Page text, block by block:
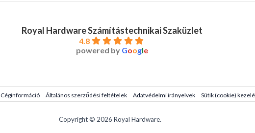
Royal Hardware Számítástechnikai Szaküzlet
4.8
powered by Google
Céginformáció Általános szerződési feltételek Adatvédelmi irányelvek Sütik (cookie)
Copyright © 2026 Royal Hardware.